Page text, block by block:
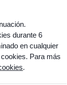
durante 6
en cualquier
Para más
.
a
cliente
de alto